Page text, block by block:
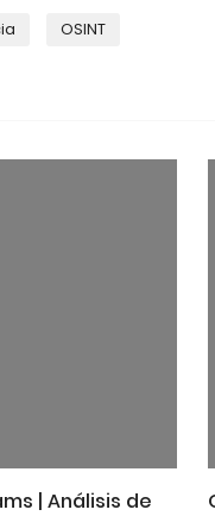
OSINT
| Análisis de